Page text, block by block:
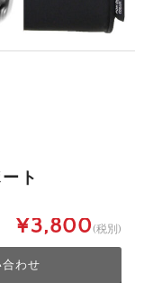
ト
¥3,800(税別)
わせ